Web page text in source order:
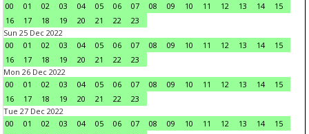
00
01 02 03 04 05 06 07 08 09 10 11 12 13 14
15
16
17 18 19 20 21 22
23
Sun 25 Dec 2022
00
01 02 03 04 05 06 07 08 09 10 11 12 13 14
15
16
17 18 19 20 21 22
23
Mon 26 Dec 2022
00
01 02 03 04 05 06 07 08 09 10 11 12 13 14
15
16
17 18 19 20 21 22
23
Tue 27 Dec 2022
00
01 02 03 04 05 06 07 08 09 10 11 12 13 14
15